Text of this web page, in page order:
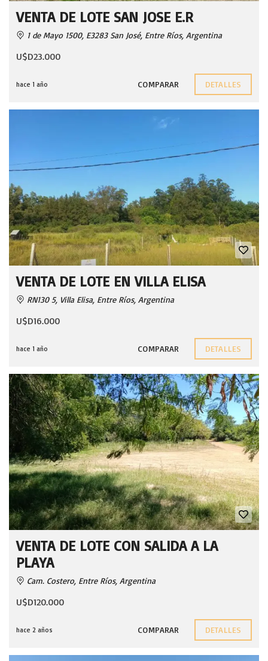
VENTA DE LOTE SAN JOSE E.R
1 de Mayo 1500, E3283 San José, Entre Ríos, Argentina
U$D23.000
hace 1 año COMPARAR DETALLES
VENTA DE LOTE EN VILLA ELISA
RN130 5, Villa Elisa, Entre Ríos, Argentina
U$D16.000
hace 1 año COMPARAR DETALLES
VENTA DE LOTE CON SALIDA A LA
PLAYA
Cam. Costero, Entre Ríos, Argentina
U$D120.000
hace 2 años COMPARAR DETALLES